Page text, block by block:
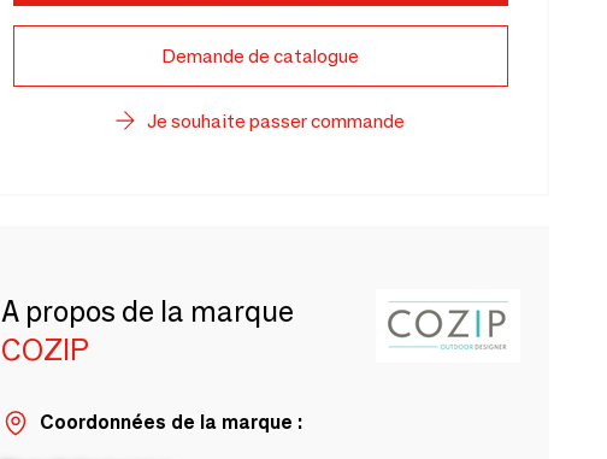
Demande de catalogue
Je souhaite passer commande
A propos de la marque
COZIP
Coordonnées de la marque :